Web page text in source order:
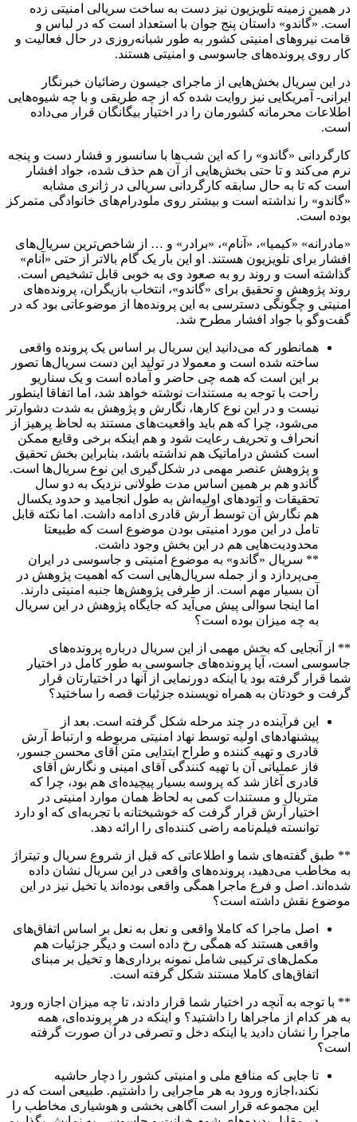
در همین زمینه تلویزیون نیز دست به ساخت سریالی امنیتی زده
است. «گاندو» داستان پنج جوان با استعداد است که در لباس و
قامت نیروهای امنیتی کشور به طور شبانه‌روزی در حال فعالیت و
کار روی پرونده‌های جاسوسی و امنیتی هستند.
در این سریال بخش‌هایی از ماجرای جیسون رضائیان خبرنگار
ایرانی- آمریکایی نیز روایت شده که از چه طریقی و با چه شیوه‌هایی
اطلاعات محرمانه کشورمان را در اختیار بیگانگان قرار می‌داده
است.
کارگردانی «گاندو» را که این شب‌ها با سانسور و فشار دست و پنجه
نرم می‌کند و تا حتی بخش‌هایی از آن هم حذف شده، جواد افشار
است که تا به حال سابقه کارگردانی سریالی در ژانری مشابه
«گاندو» را نداشته است و بیشتر روی ملودرام‌های خانوادگی متمرکز
بوده است.
«مادرانه» «کیمیا»، «آنام»، «برادر» و … از شاخص‌ترین سریال‌های
افشار برای تلویزیون هستند. او این بار یک گام بالاتر از حتی «آنام»
گذاشته است و روند رو به صعود وی به خوبی قابل تشخیص است.
روند پژوهش و تحقیق برای «گاندو»، انتخاب بازیگران، پرونده‌های
امنیتی و چگونگی دسترسی به این پرونده‌ها از موضوعاتی بود که در
گفت‌وگو با جواد افشار مطرح شد.
همانطور که می‌دانید این سریال بر اساس یک پرونده واقعی
ساخته ‌شده است و معمولا در تولید این دست سریال‌ها تصور
بر این است که همه چی حاضر و آماده است و یک سناریو
راحت با توجه به مستندات نوشته خواهد شد، اما اتفاقا اینطور
نیست و در این نوع کارها، نگارش و پژوهش به شدت دشوارتر
می‌شود، چرا که هم باید واقعیت‌های مستند به لحاظ پرهیز از
انحراف و تحریف رعایت شود و هم اینکه برخی وقایع ممکن
است کشش دراماتیک هم نداشته باشد، بنابراین بخش تحقیق
و پژوهش عنصر مهمی در شکل‌گیری این نوع سریال‌ها است.
گاندو هم بر همین اساس مدت طولانی نزدیک به دو سال
تحقیقات و اتودهای اولیه‌اش به طول انجامید و حدود یکسال
هم نگارش آن توسط آرش قادری ادامه داشت. اما نکته قابل
تامل در این مورد امنیتی بودن موضوع است که طبیعتا
محدودیت‌هایی هم در این بخش وجود داشت.
** سریال «گاندو» به موضوع امنیتی و جاسوسی در ایران
می‌پردازد و از جمله سریال‌هایی است که اهمیت پژوهش در
آن بسیار مهم است. از طرفی پژوهش‌ها جنبه امنیتی دارند.
اما اینجا سوالی پیش می‌آید که جایگاه پژوهش در این سریال
به چه میزان بوده است؟
** از آنجایی که بخش مهمی از این سریال درباره پرونده‌های
جاسوسی است، آیا پرونده‌های جاسوسی به طور کامل در اختیار
شما قرار گرفته بود یا اینکه دورنمایی از آنها در اختیارتان قرار
گرفت و خودتان به همراه نویسنده جزئیات قصه را ساختید؟
این فرآینده در چند مرحله شکل گرفته است. بعد از
پیشنهادهای اولیه توسط نهاد امنیتی مربوطه و ارتباط آرش
قادری و تهیه کننده و طراح ابتدایی متن آقای محسن جسور،
فاز عملیاتی آن با تهیه کنندگی آقای امینی و نگارش آقای
قادری آغاز شد که پروسه بسیار پیچیده‌ای هم بود، چرا که
متریال و مستندات کمی به لحاظ همان موارد امنیتی در
اختیار آرش قرار گرفت که خوشبختانه با تجربه‌ای که او دارد
توانسته فیلم‌نامه راضی کننده‌ای را ارائه دهد.
** طبق گفته‌های شما و اطلاعاتی که قبل از شروع سریال و تیتراژ
به مخاطب می‌دهید، پرونده‌های واقعی در این سریال نشان داده
شده‌اند. اصل و فرع ماجرا همگی واقعی بوده‌اند یا تخیل نیز در این
موضوع نقش داشته است؟
اصل ماجرا که کاملا واقعی و نعل به نعل بر اساس اتفاق‌های
واقعی هستند که همگی رخ داده است و دیگر جزئیات هم
مکمل‌های ترکیبی شامل نمونه برداری‌ها و تخیل بر مبنای
اتفاق‌های کاملا مستند شکل گرفته است.
** با توجه به آنچه در اختیار شما قرار دادند، تا چه میزان اجازه ورود
به هر کدام از ماجراها را داشتید؟ و اینکه در هر پرونده‌ای، همه
ماجرا را نشان دادید یا اینکه دخل و تصرفی در آن صورت گرفته
است؟
تا جایی که منافع ملی و امنیتی کشور را دچار حاشیه
نکند،اجازه ورود به هر ماجرایی را داشتیم. طبیعی است که در
این مجموعه قرار است آگاهی بخشی و هوشیاری مخاطب را